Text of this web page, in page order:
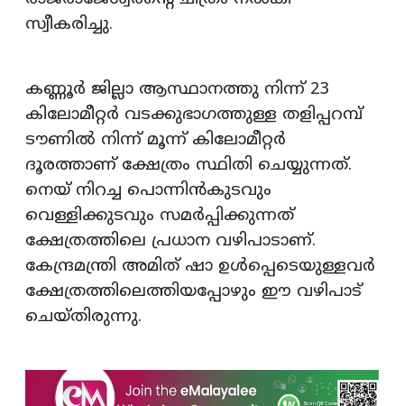
സ്വീകരിച്ചു.
കണ്ണൂര്‍ ജില്ലാ ആസ്ഥാനത്തു നിന്ന് 23
കിലോമീറ്റര്‍ വടക്കുഭാഗത്തുള്ള തളിപ്പറമ്പ്
ടൗണില്‍ നിന്ന് മൂന്ന് കിലോമീറ്റര്‍
ദൂരത്താണ് ക്ഷേത്രം സ്ഥിതി ചെയ്യുന്നത്.
നെയ് നിറച്ച പൊന്നിന്‍കുടവും
വെള്ളിക്കുടവും സമര്‍പ്പിക്കുന്നത്
ക്ഷേത്രത്തിലെ പ്രധാന വഴിപാടാണ്.
കേന്ദ്രമന്ത്രി അമിത് ഷാ ഉള്‍പ്പെടെയുള്ളവര്‍
ക്ഷേത്രത്തിലെത്തിയപ്പോഴും ഈ വഴിപാട്
ചെയ്തിരുന്നു.